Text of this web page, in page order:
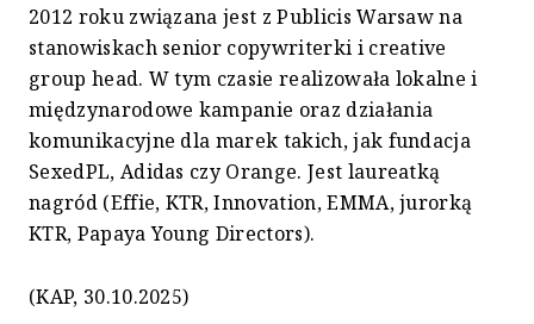
2012 roku związana jest z Publicis Warsaw na
stanowiskach senior copywriterki i creative
group head. W tym czasie realizowała lokalne i
międzynarodowe kampanie oraz działania
komunikacyjne dla marek takich, jak fundacja
SexedPL, Adidas czy Orange. Jest laureatką
nagród (Effie, KTR, Innovation, EMMA, jurorką
KTR, Papaya Young Directors).
(KAP, 30.10.2025)